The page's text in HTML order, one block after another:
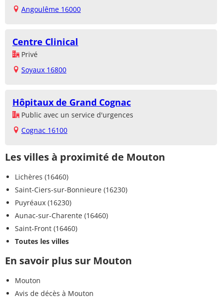
Angoulême 16000
Centre Clinical
Privé
Soyaux 16800
Hôpitaux de Grand Cognac
Public avec un service d'urgences
Cognac 16100
Les villes à proximité de Mouton
Lichères (16460)
Saint-Ciers-sur-Bonnieure (16230)
Puyréaux (16230)
Aunac-sur-Charente (16460)
Saint-Front (16460)
Toutes les villes
En savoir plus sur Mouton
Mouton
Avis de décès à Mouton